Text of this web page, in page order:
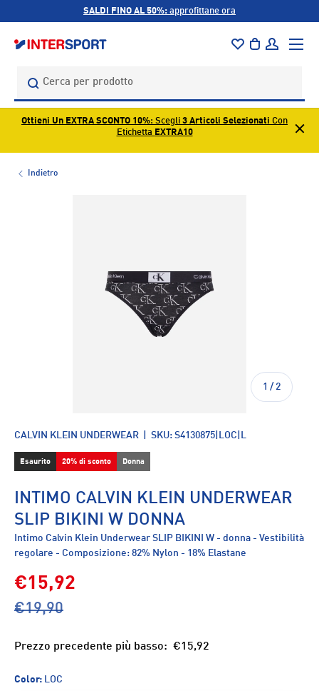
SALDI FINO AL 50%: approfittane ora
Cerca
BorsaAccedi
Menu
Ottieni Un EXTRA SCONTO 10%: Scegli 3 Articoli Selezionati Con
Etichetta EXTRA10
Indietro
1 / di
2
CALVIN KLEIN UNDERWEAR SKU: S4130875|LOC|L
Esaurito 20% di sconto Donna
INTIMO CALVIN KLEIN UNDERWEAR
SLIP BIKINI W DONNA
Intimo Calvin Klein Underwear SLIP BIKINI W - donna - Vestibilità
regolare - Composizione: 82% Nylon - 18% Elastane
€15,92
€19,90
Prezzo precedente più basso: €15,92
Color: LOC